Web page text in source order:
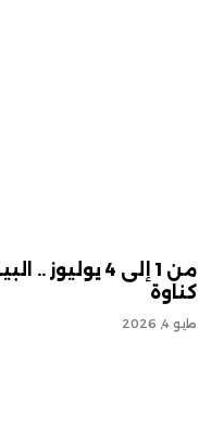
من 1 إلى 4
كناوة
مايو 4, 2026